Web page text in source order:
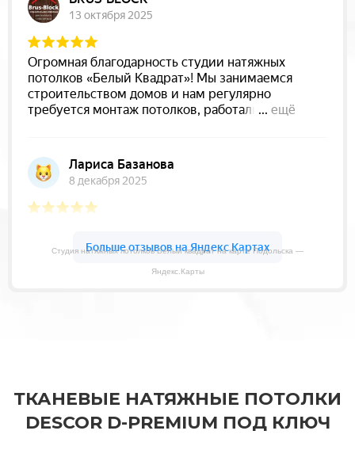
Студия натяжных потолков Белый квадрат на карте Подольска —
Яндекс.Карты
ТКАНЕВЫЕ НАТЯЖНЫЕ ПОТОЛКИ
DESCOR D-PREMIUM ПОД КЛЮЧ